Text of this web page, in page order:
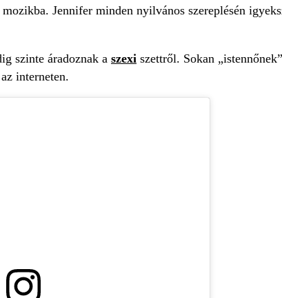
Jennifer minden nyilvános szereplésén
szinte áradoznak a szexi szettről. Sokan
interneten.